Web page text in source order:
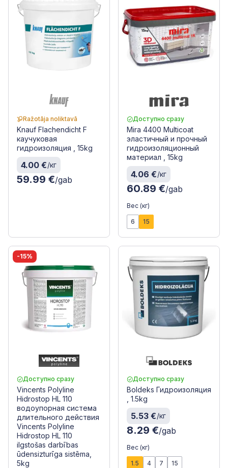
Ražotāja noliktavā
Knauf Flachendicht F
каучуковая
гидроизоляция , 15kg
4.00 €/кг
59.99 €/gab
Доступно сразу
Mira 4400 Multicoat
эластичный и прочный
гидроизоляционный
материал , 15kg
4.06 €/кг
60.89 €/gab
Вес (кг)
6 15
-15%
Доступно сразу
Vincents Polyline
Hidrostop HL 110
водоупорная система
длительного действия
Vincents Polyline
Hidrostop HL 110
ilgstošas darbības
ūdensizturīga sistēma,
5kg
Доступно сразу
Boldeks Гидроизоляция
, 1.5kg
5.53 €/кг
8.29 €/gab
Вес (кг)
1.5 4 7 15